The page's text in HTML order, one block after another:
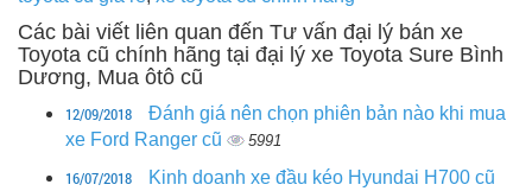
Các bài viết liên quan đến Tư vấn đại lý bán xe
Toyota cũ chính hãng tại đại lý xe Toyota Sure Bình
Dương, Mua ôtô cũ
12/09/2018
Đánh giá nên chọn phiên bản nào khi mua
xe Ford Ranger cũ
5991
16/07/2018
Kinh doanh xe đầu kéo Hyundai H700 cũ